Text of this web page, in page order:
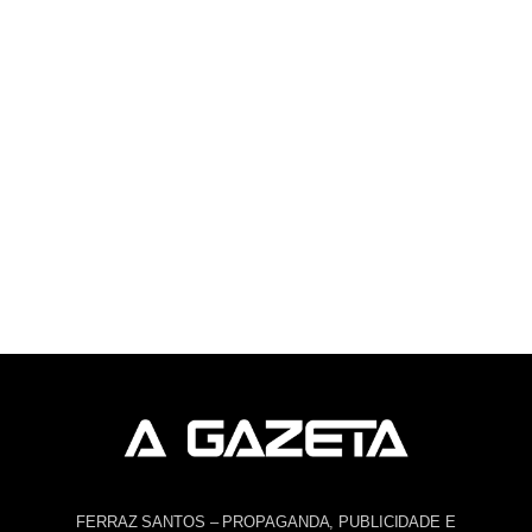
FERRAZ SANTOS – PROPAGANDA, PUBLICIDADE E